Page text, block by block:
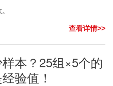
查看详情>>
本？25组×5个的
验值！